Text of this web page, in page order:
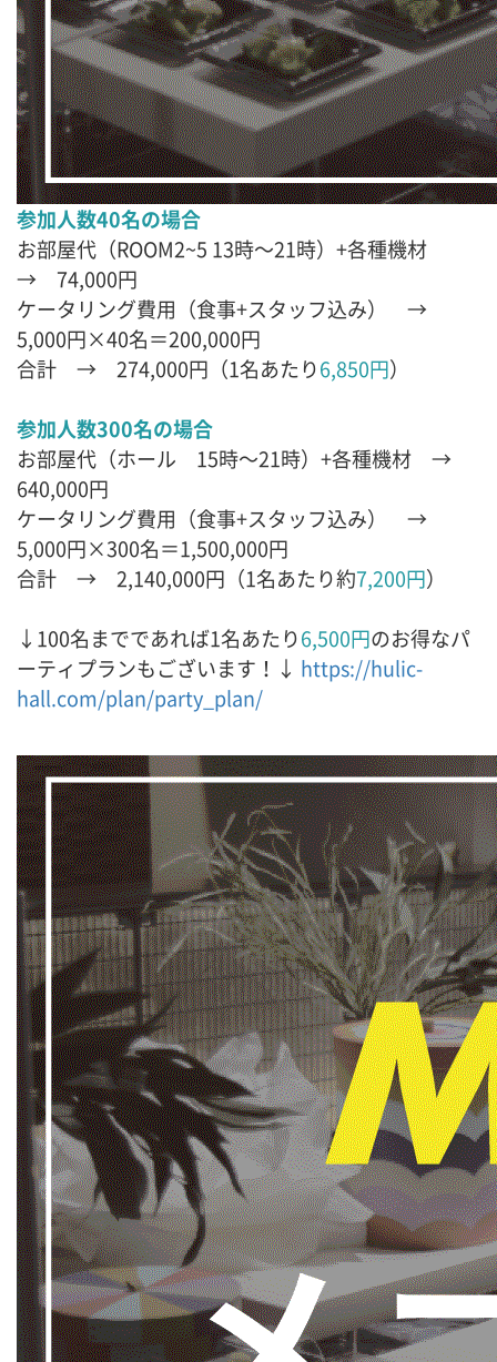
参加人数40名の場合
お部屋代（ROOM2~5 13時～21時）+各種機材
→ 74,000円
ケータリング費用（食事+スタッフ込み） →
5,000円×40名＝200,000円
合計 → 274,000円（1名あたり6,850円）
参加人数300名の場合
お部屋代（ホール 15時～21時）+各種機材 →
640,000円
ケータリング費用（食事+スタッフ込み） →
5,000円×300名＝1,500,000円
合計 → 2,140,000円（1名あたり約7,200円）
↓100名までであれば1名あたり6,500円のお得なパ
ーティプランもございます！↓ https://hulic-
hall.com/plan/party_plan/